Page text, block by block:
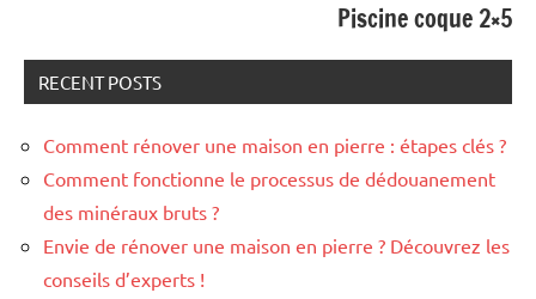
Piscine coque 2×5
RECENT POSTS
Comment rénover une maison en pierre : étapes clés ?
Comment fonctionne le processus de dédouanement
des minéraux bruts ?
Envie de rénover une maison en pierre ? Découvrez les
conseils d’experts !